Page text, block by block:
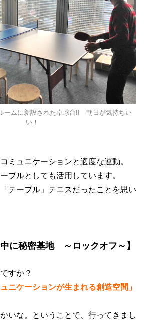
ームに新設された卓球台!! 朝日が気持ちい
い！
ミュニケーションと適度な運動。
ブルとしても活用しています。
テーブル」テニスだったことを思い
に秘密基地 ～ロックオフ～】
すか？
ニケーションが生まれる創造空間」
いな。ということで、行ってきまし